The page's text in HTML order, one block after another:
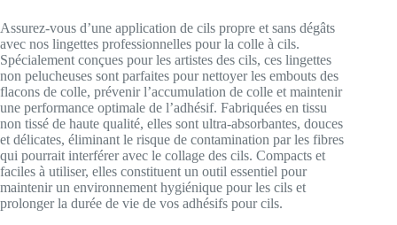
Assurez-vous d’une application de cils propre et sans dégâts
avec nos lingettes professionnelles pour la colle à cils.
Spécialement conçues pour les artistes des cils, ces lingettes
non pelucheuses sont parfaites pour nettoyer les embouts des
flacons de colle, prévenir l’accumulation de colle et maintenir
une performance optimale de l’adhésif. Fabriquées en tissu
non tissé de haute qualité, elles sont ultra-absorbantes, douces
et délicates, éliminant le risque de contamination par les fibres
qui pourrait interférer avec le collage des cils. Compacts et
faciles à utiliser, elles constituent un outil essentiel pour
maintenir un environnement hygiénique pour les cils et
prolonger la durée de vie de vos adhésifs pour cils.